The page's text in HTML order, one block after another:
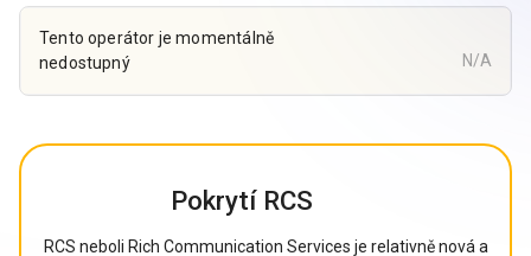
Tento operátor je momentálně
nedostupný
N/A
Pokrytí RCS
RCS neboli Rich Communication Services je relativně nová a